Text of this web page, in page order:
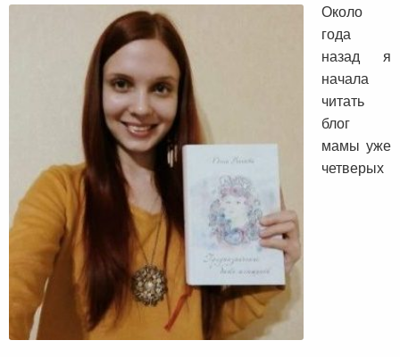
Около
года
назад я
начала
читать
блог
мамы уже
четверых